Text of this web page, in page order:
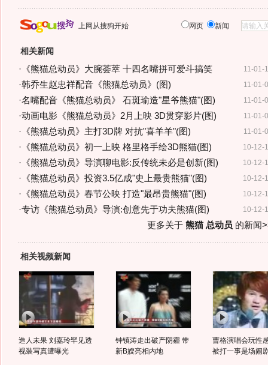
上网从搜狗开始 网页 新闻
相关新闻
11-01-
· 《熊猫总动员》大腕荟萃 十四名嘴拼可爱斗搞笑
11-01-
·韩乔生赵忠祥配音《熊猫总动员》(图)
11-01-
·名嘴配音《熊猫总动员》 石斑瑜造"星爷熊猫"(图)
11-01-
·动画电影《熊猫总动员》2月上映 3D贯穿影片(图)
11-01-
· 《熊猫总动员》主打3D牌 对抗"喜羊羊"(图)
10-12-
· 《熊猫总动员》初一上映 格里格手绘3D熊猫(图)
10-12-
· 《熊猫总动员》导演聊电影:反传统未必是创新(图)
10-12-
· 《熊猫总动员》投资3.5亿成"史上最贵熊猫"(图)
10-12-
· 《熊猫总动员》春节公映 打造"最昂贵熊猫"(图)
10-12-
·专访《熊猫总动员》导演:创意先于功夫熊猫(图)
更多关于 熊猫 总动员 的新闻
相关视频新闻
造人未果 刘嘉玲罕见透
视装写真遭曝光
钟镇涛走出破产阴霾 带
新B嫂亮相内地
曹格演唱会玩性
被打一事是场闹